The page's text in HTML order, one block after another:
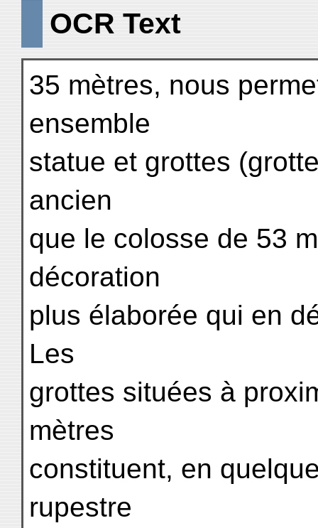
OCR Text
35 mètres, nous
ensemble
statue et grottes
ancien
que le colosse de 53
décoration
plus élaborée qui en
Les
grottes situées à
mètres
constituent, en
rupestre